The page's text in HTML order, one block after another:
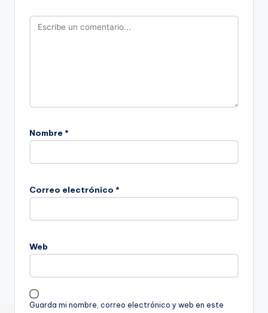
Nombre *
Correo electrónico *
Web
Guarda mi nombre, correo electrónico y web en este